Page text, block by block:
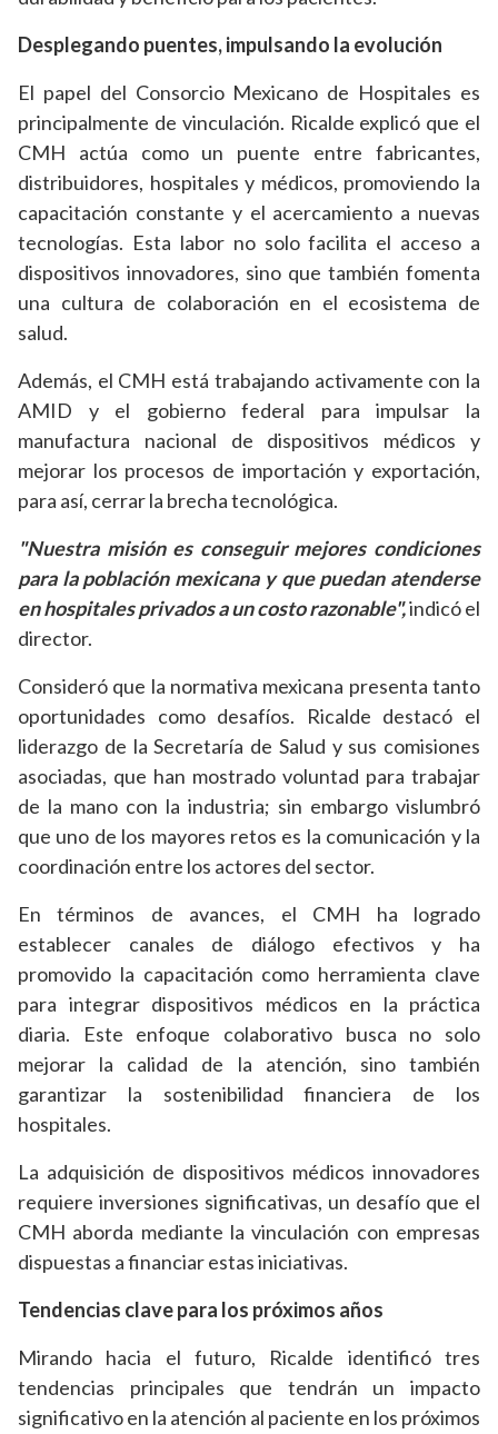
Desplegando puentes, impulsando la evolución
El papel del Consorcio Mexicano de Hospitales es
principalmente de vinculación. Ricalde explicó que el
CMH actúa como un puente entre fabricantes,
distribuidores, hospitales y médicos, promoviendo la
capacitación constante y el acercamiento a nuevas
tecnologías. Esta labor no solo facilita el acceso a
dispositivos innovadores, sino que también fomenta
una cultura de colaboración en el ecosistema de
salud.
Además, el CMH está trabajando activamente con la
AMID y el gobierno federal para impulsar la
manufactura nacional de dispositivos médicos y
mejorar los procesos de importación y exportación,
para así, cerrar la brecha tecnológica.
"Nuestra misión es conseguir mejores condiciones
para la población mexicana y que puedan atenderse
en hospitales privados a un costo razonable",indicó el
director.
Consideró que la normativa mexicana presenta tanto
oportunidades como desafíos. Ricalde destacó el
liderazgo de la Secretaría de Salud y sus comisiones
asociadas, que han mostrado voluntad para trabajar
de la mano con la industria; sin embargo vislumbró
que uno de los mayores retos es la comunicación y la
coordinación entre los actores del sector.
En términos de avances, el CMH ha logrado
establecer canales de diálogo efectivos y ha
promovido la capacitación como herramienta clave
para integrar dispositivos médicos en la práctica
diaria. Este enfoque colaborativo busca no solo
mejorar la calidad de la atención, sino también
garantizar la sostenibilidad financiera de los
hospitales.
La adquisición de dispositivos médicos innovadores
requiere inversiones significativas, un desafío que el
CMH aborda mediante la vinculación con empresas
dispuestas a financiar estas iniciativas.
Tendencias clave para los próximos años
Mirando hacia el futuro, Ricalde identificó tres
tendencias principales que tendrán un impacto
significativo en la atención al paciente en los próximos